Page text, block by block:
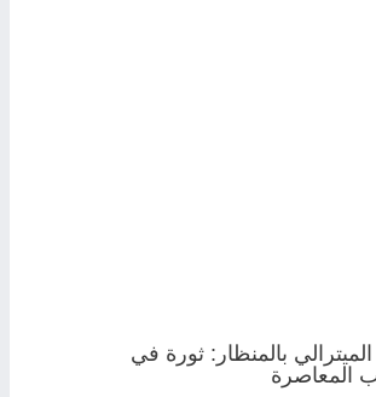
بالمنظار: ثورة في
المعاصرة